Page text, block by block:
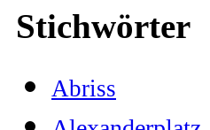
Stichwörter
Abriss